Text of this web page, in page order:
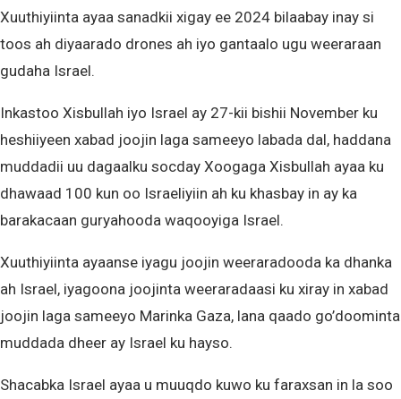
Xuuthiyiinta ayaa sanadkii xigay ee 2024 bilaabay inay si
toos ah diyaarado drones ah iyo gantaalo ugu weeraraan
gudaha Israel.
Inkastoo Xisbullah iyo Israel ay 27-kii bishii November ku
heshiiyeen xabad joojin laga sameeyo labada dal, haddana
muddadii uu dagaalku socday Xoogaga Xisbullah ayaa ku
dhawaad 100 kun oo Israeliyiin ah ku khasbay in ay ka
barakacaan guryahooda waqooyiga Israel.
Xuuthiyiinta ayaanse iyagu joojin weeraradooda ka dhanka
ah Israel, iyagoona joojinta weeraradaasi ku xiray in xabad
joojin laga sameeyo Marinka Gaza, lana qaado go’doominta
muddada dheer ay Israel ku hayso.
Shacabka Israel ayaa u muuqdo kuwo ku faraxsan in la soo